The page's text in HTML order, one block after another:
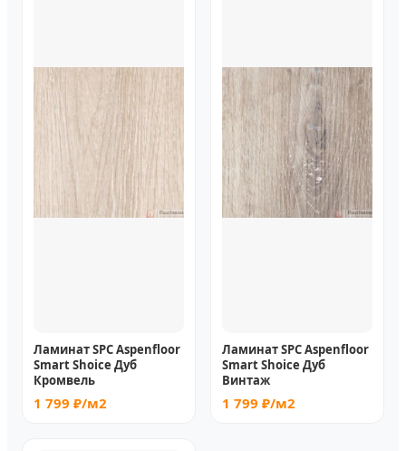
Ламинат SPC Aspenfloor
Smart Shoice Дуб
Кромвель
1 799 ₽/м2
Ламинат SPC Aspenfloor
Smart Shoice Дуб
Винтаж
1 799 ₽/м2